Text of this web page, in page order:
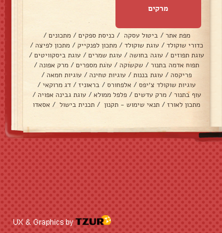
מרקים
מפת אתר / ביטול עסקה / כניסת ספקים / מתכונים /
כדורי שוקולד / עוגת שוקולד / מתכון לפנקייק / מתכון לפיצה /
עוגת תפוזים / עוגה בחושה / עוגת שמרים / עוגת ביסקוויטים /
תפוח אדמה בתנור / שקשוקה / עוגת מספרים / מרק אפונה /
פריקסה / עוגת בננות / עוגיות טחינה / עוגיות חמאה /
עוגיות שוקולד צ׳יפס / אלפחורס / בראוניז / דג מרוקאי /
עוף בתנור / מרק עדשים / פלפל ממולא / עוגת גבינה אפויה /
מתכון לאורז / תנאי שימוש - תקנון / תכנית בישול / אסאדו